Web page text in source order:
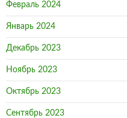
Февраль 2024
Январь 2024
Декабрь 2023
Ноябрь 2023
Октябрь 2023
Сентябрь 2023